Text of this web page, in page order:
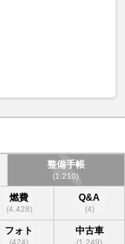
整備手帳
(1,210)
燃費
(4,428)
Q&A
(4)
フォト
(424)
中古車
(1,249)